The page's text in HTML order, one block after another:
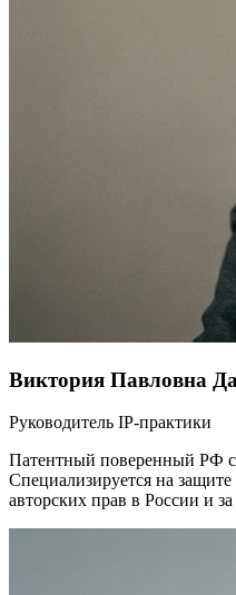
Виктория Павловна
Руководитель IP-практики
Патентный поверенный РФ
Специализируется на
авторских прав в России и